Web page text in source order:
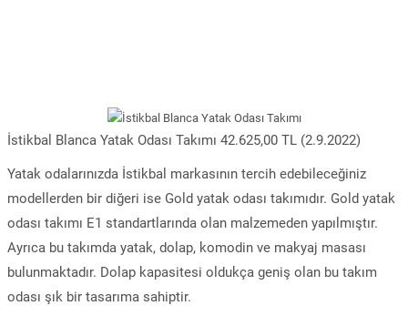
İstikbal Blanca Yatak Odası Takımı 42.625,00 TL (2.9.2022)
Yatak odalarınızda İstikbal markasının tercih edebileceğiniz
modellerden bir diğeri ise Gold yatak odası takımıdır. Gold yatak
odası takımı E1 standartlarında olan malzemeden yapılmıştır.
Ayrıca bu takımda yatak, dolap, komodin ve makyaj masası
bulunmaktadır. Dolap kapasitesi oldukça geniş olan bu takım
odası şık bir tasarıma sahiptir.